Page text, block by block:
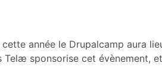
année le Drupalcamp aura
Telæ sponsorise cet évènement,